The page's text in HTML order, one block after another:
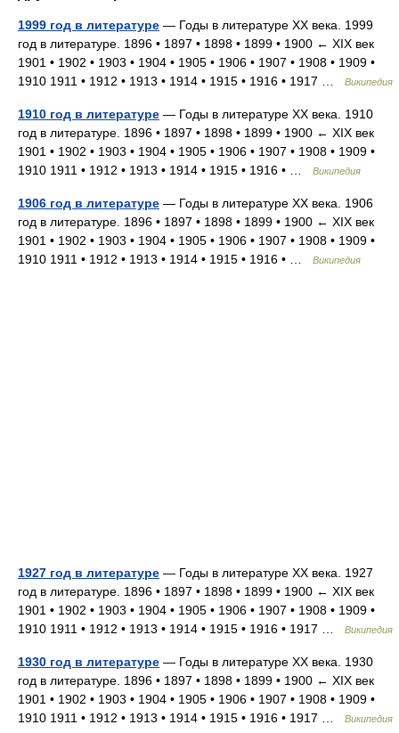
1999 год в литературе — Годы в литературе XX века. 1999
год в литературе. 1896 • 1897 • 1898 • 1899 • 1900 ← XIX век
1901 • 1902 • 1903 • 1904 • 1905 • 1906 • 1907 • 1908 • 1909 •
1910 1911 • 1912 • 1913 • 1914 • 1915 • 1916 • 1917 …
Википедия
1910 год в литературе — Годы в литературе XX века. 1910
год в литературе. 1896 • 1897 • 1898 • 1899 • 1900 ← XIX век
1901 • 1902 • 1903 • 1904 • 1905 • 1906 • 1907 • 1908 • 1909 •
1910 1911 • 1912 • 1913 • 1914 • 1915 • 1916 • …
Википедия
1906 год в литературе — Годы в литературе XX века. 1906
год в литературе. 1896 • 1897 • 1898 • 1899 • 1900 ← XIX век
1901 • 1902 • 1903 • 1904 • 1905 • 1906 • 1907 • 1908 • 1909 •
1910 1911 • 1912 • 1913 • 1914 • 1915 • 1916 • …
Википедия
1927 год в литературе — Годы в литературе XX века. 1927
год в литературе. 1896 • 1897 • 1898 • 1899 • 1900 ← XIX век
1901 • 1902 • 1903 • 1904 • 1905 • 1906 • 1907 • 1908 • 1909 •
1910 1911 • 1912 • 1913 • 1914 • 1915 • 1916 • 1917 …
Википедия
1930 год в литературе — Годы в литературе XX века. 1930
год в литературе. 1896 • 1897 • 1898 • 1899 • 1900 ← XIX век
1901 • 1902 • 1903 • 1904 • 1905 • 1906 • 1907 • 1908 • 1909 •
1910 1911 • 1912 • 1913 • 1914 • 1915 • 1916 • 1917 …
Википедия